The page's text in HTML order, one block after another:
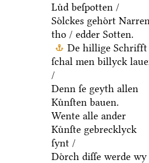
Ydt ys nicht fyn de
Luͤd beſpotten /
Soͤlckes gehoͤrt Narren
tho / edder Sotten.
De hillige Schrifft
ſchal men billyck lauen
/
Denn ſe geyth allen
Kuͤnſten bauen.
Wente alle ander
Kuͤnſte gebrecklyck
ſynt /